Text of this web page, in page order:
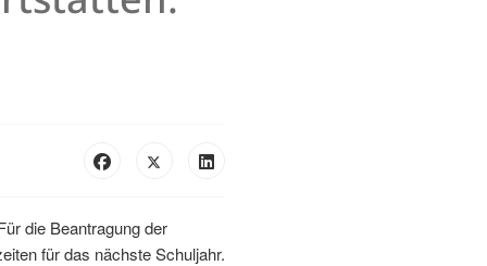
die Beantragung der
für das nächste Schuljahr.